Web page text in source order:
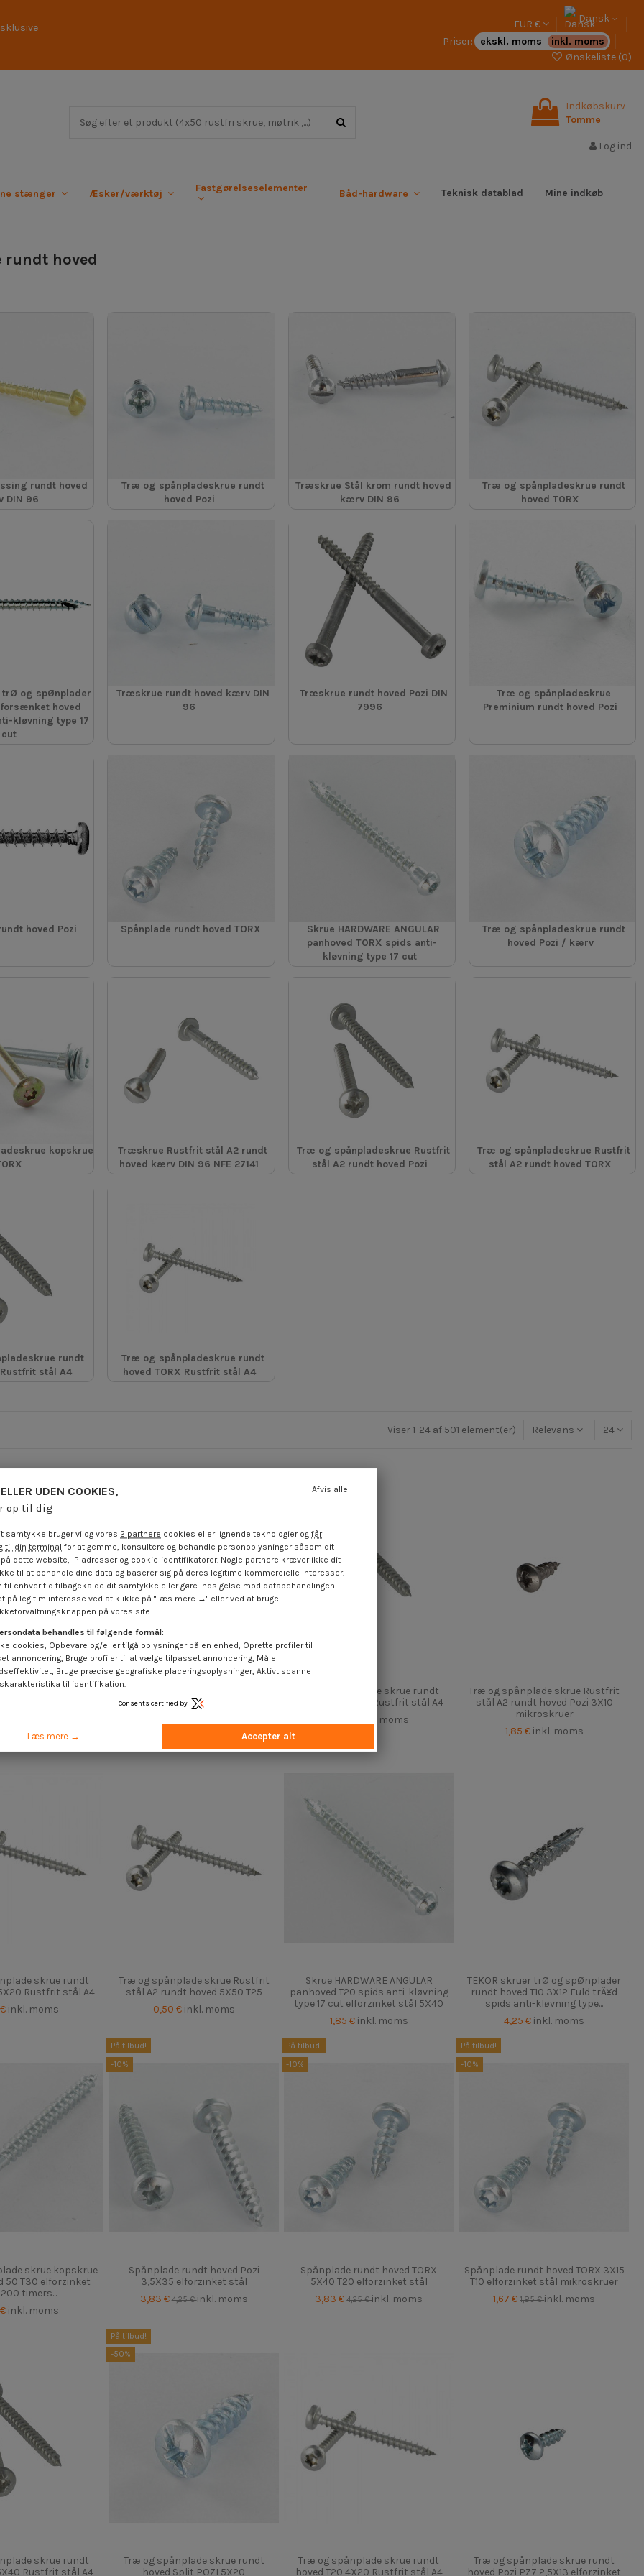
EUR €
Dansk
Priser:
ekskl. moms
inkl. moms
Ønskeliste (0)
Indkøbskurv
Tomme
Log ind
stænger Æsker/værktøj Fastgørelseselementer Båd-hardware Teknisk datablad Mine indkøb
hoved
rundt hoved
DIN 96
Træ og spånpladeskrue rundt
hoved Pozi
Træskrue Stål krom rundt hoved
kærv DIN 96
Træ og spånpladeskrue rundt
hoved TORX
trØ og spØnplader
hoved
kløvning type 17
cut
Træskrue rundt hoved kærv DIN
96
Træskrue rundt hoved Pozi DIN
7996
Træ og spånpladeskrue
Preminium rundt hoved Pozi
hoved Pozi Spånplade rundt hoved TORX
Skrue HARDWARE ANGULAR
panhoved TORX spids anti-
kløvning type 17 cut
Træ og spånpladeskrue rundt
hoved Pozi / kærv
kopskrue
Træskrue Rustfrit stål A2 rundt
hoved kærv DIN 96 NFE 27141
Træ og spånpladeskrue Rustfrit
stål A2 rundt hoved Pozi
Træ og spånpladeskrue Rustfrit
stål A2 rundt hoved TORX
rundt
stål A4
Træ og spånpladeskrue rundt
hoved TORX Rustfrit stål A4
Viser 1-24 af 501 element(er) Relevans 24
krom rundt hoved
Træskrue Messing rundt hoved
kærv 3X35 mikroskruer
Træ og spånplade skrue rundt
hoved Pozi 4X20 Rustfrit stål A4
inkl. moms
Træ og spånplade skrue Rustfrit
stål A2 rundt hoved Pozi 3X10
mikroskruer
1,85 € inkl. moms
skrue rundt
Rustfrit stål A4
inkl. moms
Træ og spånplade skrue Rustfrit
stål A2 rundt hoved 5X50 T25
0,50 € inkl. moms
Skrue HARDWARE ANGULAR
panhoved T20 spids anti-kløvning
type 17 cut elforzinket stål 5X40
1,85 € inkl. moms
TEKOR skruer trØ og spØnplader
rundt hoved T10 3X12 Fuld trÃ¥d
spids anti-kløvning type...
4,25 € inkl. moms
skrue kopskrue
50 T30 elforzinket
timers...
inkl. moms
På tilbud!
-10%
Spånplade rundt hoved Pozi
3,5X35 elforzinket stål
3,83 € 4,25 €inkl. moms
På tilbud!
-10%
Spånplade rundt hoved TORX
5X40 T20 elforzinket stål
3,83 €4,25 €inkl. moms
På tilbud!
-10%
Spånplade rundt hoved TORX 3X15
T10 elforzinket stål mikroskruer
1,67 €1,85 €inkl. moms
skrue rundt
Rustfrit stål A4
På tilbud!
-50%
Træ og spånplade skrue rundt
hoved Split POZI 5X20
Træ og spånplade skrue rundt
hoved T20 4X20 Rustfrit stål A4
Træ og spånplade skrue rundt
hoved Pozi PZ7 2,5X13 elforzinket
UDEN COOKIES,
op til dig
Afvis alle
samtykke bruger vi og vores 2 partnere cookies eller lignende teknologier og får
til din terminal for at gemme, konsultere og behandle personoplysninger såsom dit
dette website, IP-adresser og cookie-identifikatorer. Nogle partnere kræver ikke dit
til at behandle dine data og baserer sig på deres legitime kommercielle interesser.
til enhver tid tilbagekalde dit samtykke eller gøre indsigelse mod databehandlingen
på legitim interesse ved at klikke på "Læs mere →" eller ved at bruge
på vores site.
behandles til følgende formål:
cookies, Opbevare og/eller tilgå oplysninger på en enhed, Oprette profiler til
annoncering, Bruge profiler til at vælge tilpasset annoncering, Måle
Bruge præcise geografiske placeringsoplysninger, Aktivt scanne
til identifikation.
Consents certified by
Læs mere → Accepter alt